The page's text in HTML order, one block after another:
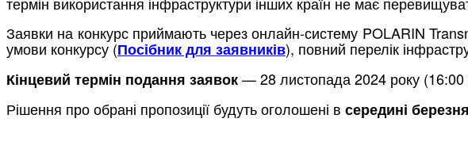
Заявки на конкурс приймають через онлайн-систему POLARIN
умови конкурсу (Посібник для заявників), повний перелік
Кінцевий термін подання заявок— 28 листопада 2024 року
Рішення про обрані пропозиції будуть оголошені в середині